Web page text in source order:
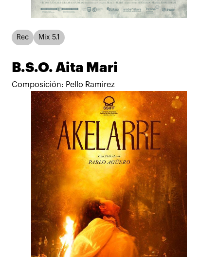
Rec Mix 5.1
B.S.O. Aita Mari
Composición: Pello Ramirez